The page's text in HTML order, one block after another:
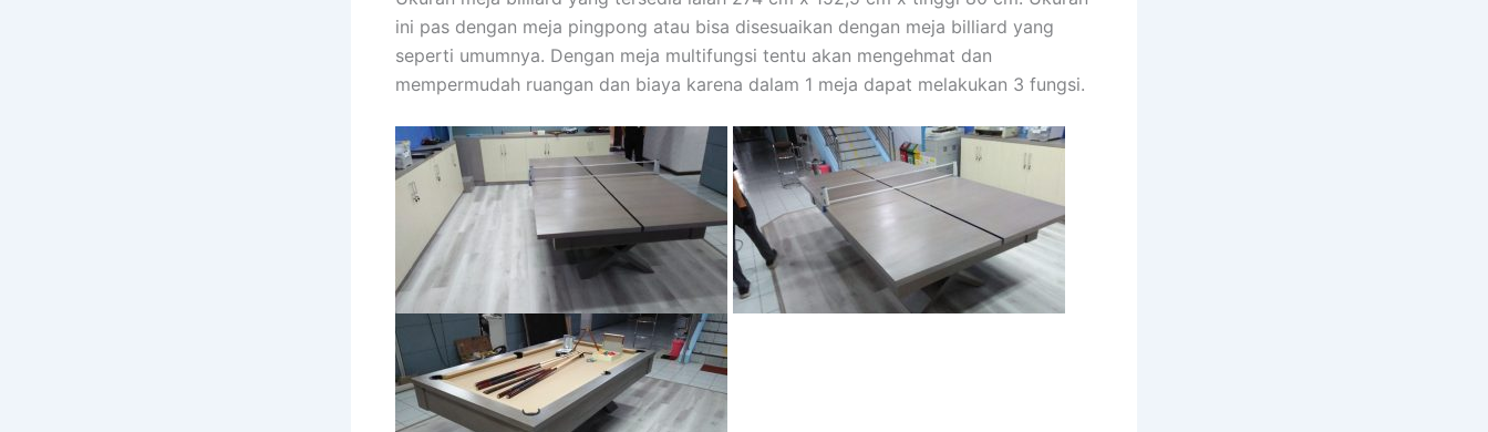
ini pas dengan meja pingpong atau bisa disesuaikan dengan meja billiard yang
seperti umumnya. Dengan meja multifungsi tentu akan mengehmat dan
mempermudah ruangan dan biaya karena dalam 1 meja dapat melakukan 3 fungsi.